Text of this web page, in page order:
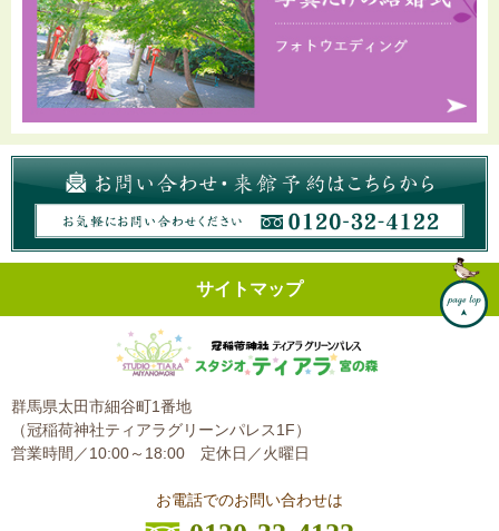
サイトマップ
群馬県太田市細谷町1番地
（冠稲荷神社ティアラグリーンパレス1F）
営業時間／10:00～18:00 定休日／火曜日
お電話でのお問い合わせは